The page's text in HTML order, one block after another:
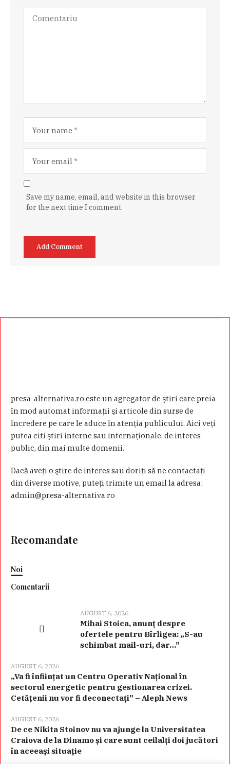
Save my name, email, and website in this browser
for the next time I comment.
presa-alternativa.ro este un agregator de ştiri care preia
în mod automat informaţii şi articole din surse de
încredere pe care le aduce în atenţia publicului. Aici veţi
putea citi ştiri interne sau internaţionale, de interes
public, din mai multe domenii.
Dacă aveţi o ştire de interes sau doriţi să ne contactaţi
din diverse motive, puteţi trimite un email la adresa:
admin@presa-alternativa.ro
Recomandate
Noi
Comentarii
AUGUST 6, 2026
Mihai Stoica, anunț despre
ofertele pentru Bîrligea: „S-au
schimbat mail-uri, dar…”
AUGUST 6, 2026
„Va fi înființat un Centru Operativ Național în
sectorul energetic pentru gestionarea crizei.
Cetățenii nu vor fi deconectați” – Aleph News
AUGUST 6, 2026
De ce Nikita Stoinov nu va ajunge la Universitatea
Craiova de la Dinamo și care sunt ceilalți doi jucători
în aceeași situație